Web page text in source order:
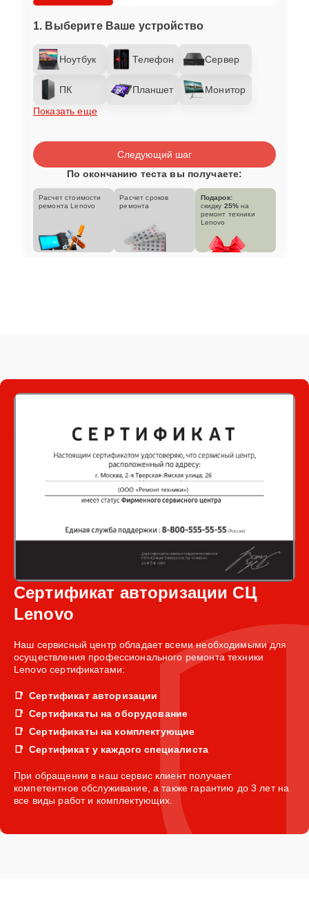
1. Выберите Ваше устройство
Ноутбук Телефон Сервер
ПК Планшет
Монитор
Показать еще
Следующий шаг
По окончанию теста вы получаете:
Расчет стоимости
ремонта Lenovo
Расчет сроков
ремонта
Подарок:
скидку 25% на
ремонт техники
Lenovo
Сертификат авторизации СЦ
Lenovo
Наш сервисный центр обладает всеми необходимыми для
осуществления профессионального ремонта техники
Lenovo сертификатами:
Сертификат авторизации
Сертификаты на оборудование
Сертификаты на комплектующие
Сертификат у каждого специалиста
При обращении в наш сервис клиент получает
компетентное обслуживание, а также гарантию до 3 лет на
все виды работ и комплектующих.